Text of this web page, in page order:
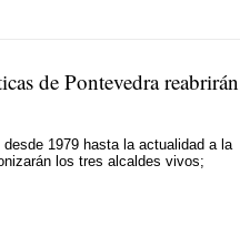
de Pontevedra reabrirán
1979 hasta la actualidad a la
los tres alcaldes vivos;